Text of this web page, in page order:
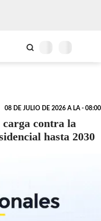
08 DE JULIO DE 2026 A LA - 08:00
contra la
hasta 2030